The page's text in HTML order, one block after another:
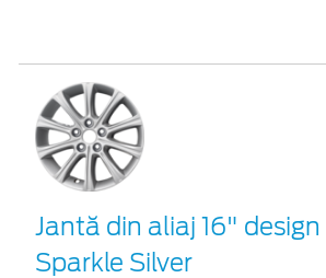
Jantă din aliaj 16" design
Sparkle Silver